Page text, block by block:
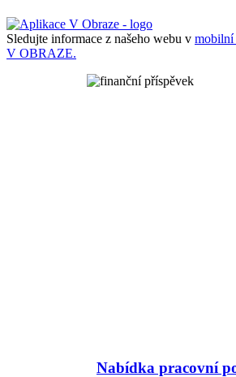
Sledujte informace z našeho webu v mobilní
V OBRAZE.
Nabídka pracovní